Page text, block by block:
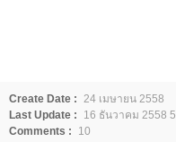
Create Date : 24 เมษายน 2558
Last Update :
16 ธันวาคม 2558
Comments :
10